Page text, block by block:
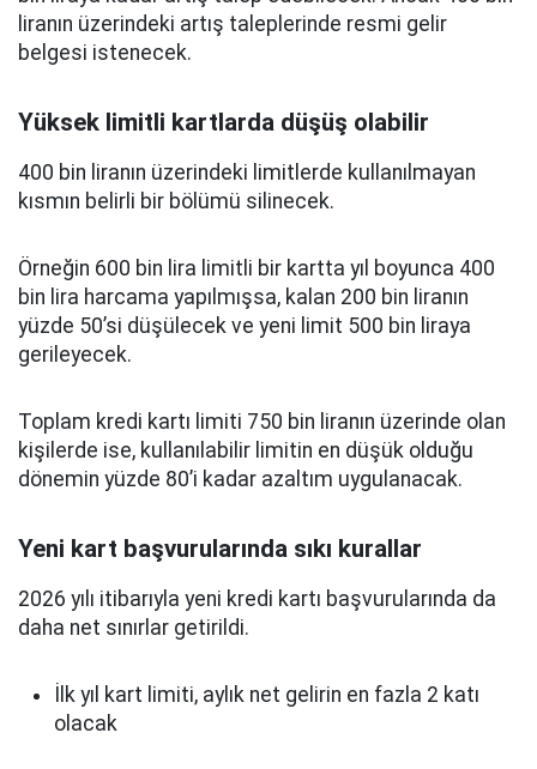
liranın üzerindeki artış taleplerinde resmi gelir
belgesi istenecek.
Yüksek limitli kartlarda düşüş olabilir
400 bin liranın üzerindeki limitlerde kullanılmayan
kısmın belirli bir bölümü silinecek.
Örneğin 600 bin lira limitli bir kartta yıl boyunca 400
bin lira harcama yapılmışsa, kalan 200 bin liranın
yüzde 50’si düşülecek ve yeni limit 500 bin liraya
gerileyecek.
Toplam kredi kartı limiti 750 bin liranın üzerinde olan
kişilerde ise, kullanılabilir limitin en düşük olduğu
dönemin yüzde 80’i kadar azaltım uygulanacak.
Yeni kart başvurularında sıkı kurallar
2026 yılı itibarıyla yeni kredi kartı başvurularında da
daha net sınırlar getirildi.
İlk yıl kart limiti, aylık net gelirin en fazla 2 katı
olacak